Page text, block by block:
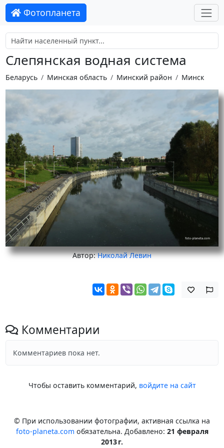
Фотопланета
Слепянская водная система
Беларусь Минская область Минский район Минск
Автор:Николай Левин
Комментарии
Комментариев пока нет.
Чтобы оставить комментарий, войдите на сайт
© При использовании фотографии, активная ссылка на
foto-planeta.com обязательна. Добавлено: 21 февраля
2013 г.